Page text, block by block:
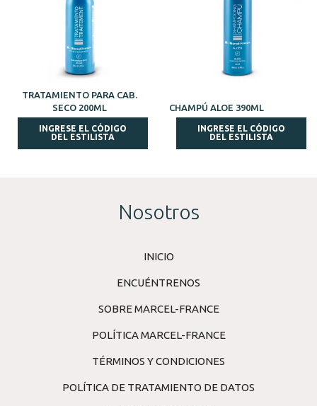
TRATAMIENTO PARA CAB.
SECO 200ML
INGRESE EL CÓDIGO
DEL ESTILISTA
CHAMPÚ ALOE 390ML
INGRESE EL CÓDIGO
DEL ESTILISTA
Nosotros
INICIO
ENCUÉNTRENOS
SOBRE MARCEL-FRANCE
POLÍTICA MARCEL-FRANCE
TÉRMINOS Y CONDICIONES
POLÍTICA DE TRATAMIENTO DE DATOS